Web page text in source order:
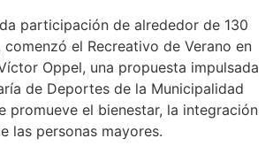
participación de alrededor de 130
el Recreativo de Verano en
Oppel, una propuesta impulsada
de Deportes de la Municipalidad
promueve el bienestar, la integración
las personas mayores.